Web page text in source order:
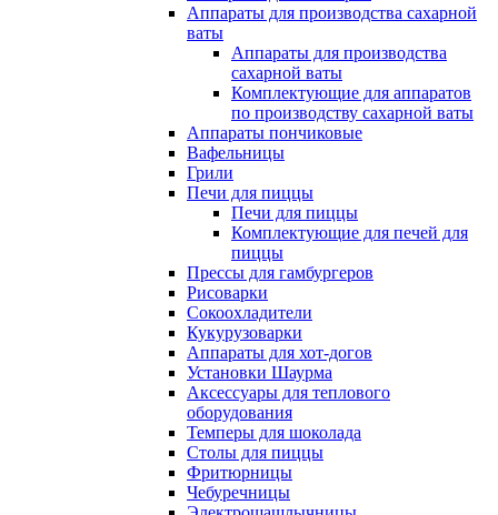
Аппараты для производства сахарной
ваты
Аппараты для производства
сахарной ваты
Комплектующие для аппаратов
по производству сахарной ваты
Аппараты пончиковые
Вафельницы
Грили
Печи для пиццы
Печи для пиццы
Комплектующие для печей для
пиццы
Прессы для гамбургеров
Рисоварки
Сокоохладители
Кукурузоварки
Аппараты для хот-догов
Установки Шаурма
Аксессуары для теплового
оборудования
Темперы для шоколада
Столы для пиццы
Фритюрницы
Чебуречницы